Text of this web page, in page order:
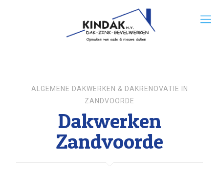
ALGEMENE DAKWERKEN & DAKRENOVATIE IN
ZANDVOORDE
Dakwerken
Zandvoorde